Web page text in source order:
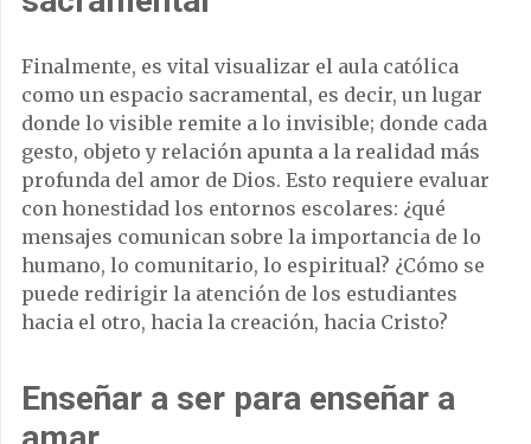
Finalmente, es vital visualizar el aula católica
como un espacio sacramental, es decir, un lugar
donde lo visible remite a lo invisible; donde cada
gesto, objeto y relación apunta a la realidad más
profunda del amor de Dios. Esto requiere evaluar
con honestidad los entornos escolares: ¿qué
mensajes comunican sobre la importancia de lo
humano, lo comunitario, lo espiritual? ¿Cómo se
puede redirigir la atención de los estudiantes
hacia el otro, hacia la creación, hacia Cristo?
Enseñar a ser para enseñar a